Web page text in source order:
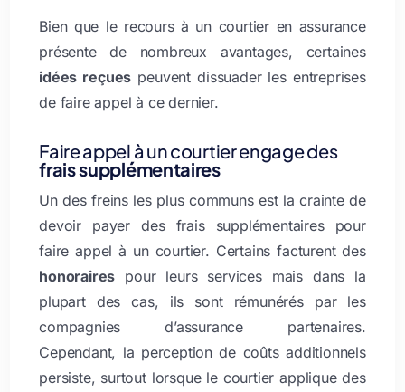
Bien que le recours à un courtier en assurance
présente de nombreux avantages, certaines
idées reçues peuvent dissuader les entreprises
de faire appel à ce dernier.
Faire appel à un courtier engage des
frais supplémentaires
Un des freins les plus communs est la crainte de
devoir payer des frais supplémentaires pour
faire appel à un courtier. Certains facturent des
honoraires pour leurs services mais dans la
plupart des cas, ils sont rémunérés par les
compagnies d’assurance partenaires.
Cependant, la perception de coûts additionnels
persiste, surtout lorsque le courtier applique des